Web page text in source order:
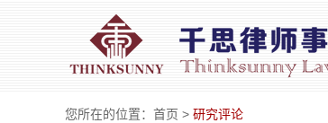
您所在的位置： 首页 > 研究评论